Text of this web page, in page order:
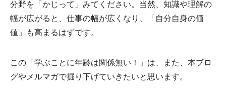
分野を「かじって」みてください。当然、知識や理解の
幅が広がると、仕事の幅が広くなり、「自分自身の価
値」も高まるはずです。
この「学ぶことに年齢は関係無い！」は、また、本ブロ
グやメルマガで掘り下げていきたいと思います。